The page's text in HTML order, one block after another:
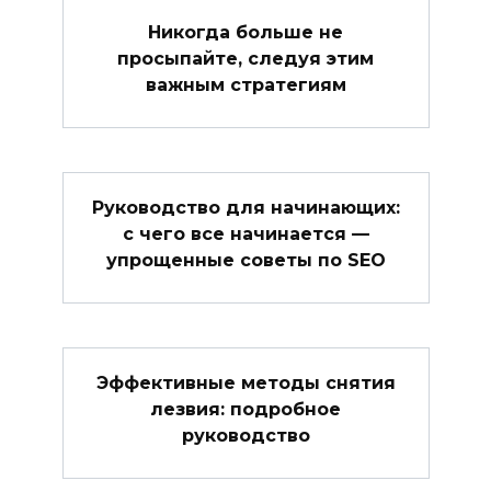
Никогда больше не
просыпайте, следуя этим
важным стратегиям
Руководство для начинающих:
с чего все начинается —
упрощенные советы по SEO
Эффективные методы снятия
лезвия: подробное
руководство